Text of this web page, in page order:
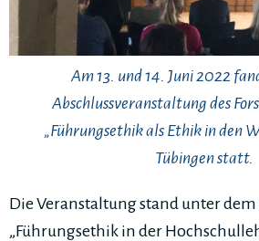
Am 13. und 14. Juni 2022
Abschlussveranstaltung des
„Führungsethik als Ethik in den
Tübingen statt.
Die Veranstaltung stand unter
„Führungsethik in der